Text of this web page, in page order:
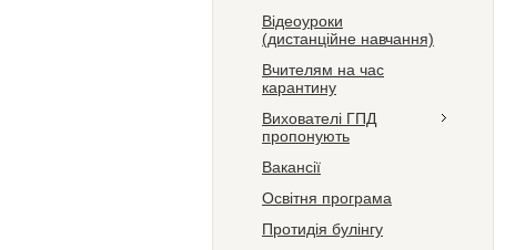
Відеоуроки
(дистанційне навчання)
Вчителям на час
карантину
Вихователі ГПД
пропонують
Вакансії
Освітня програма
Протидія булінгу